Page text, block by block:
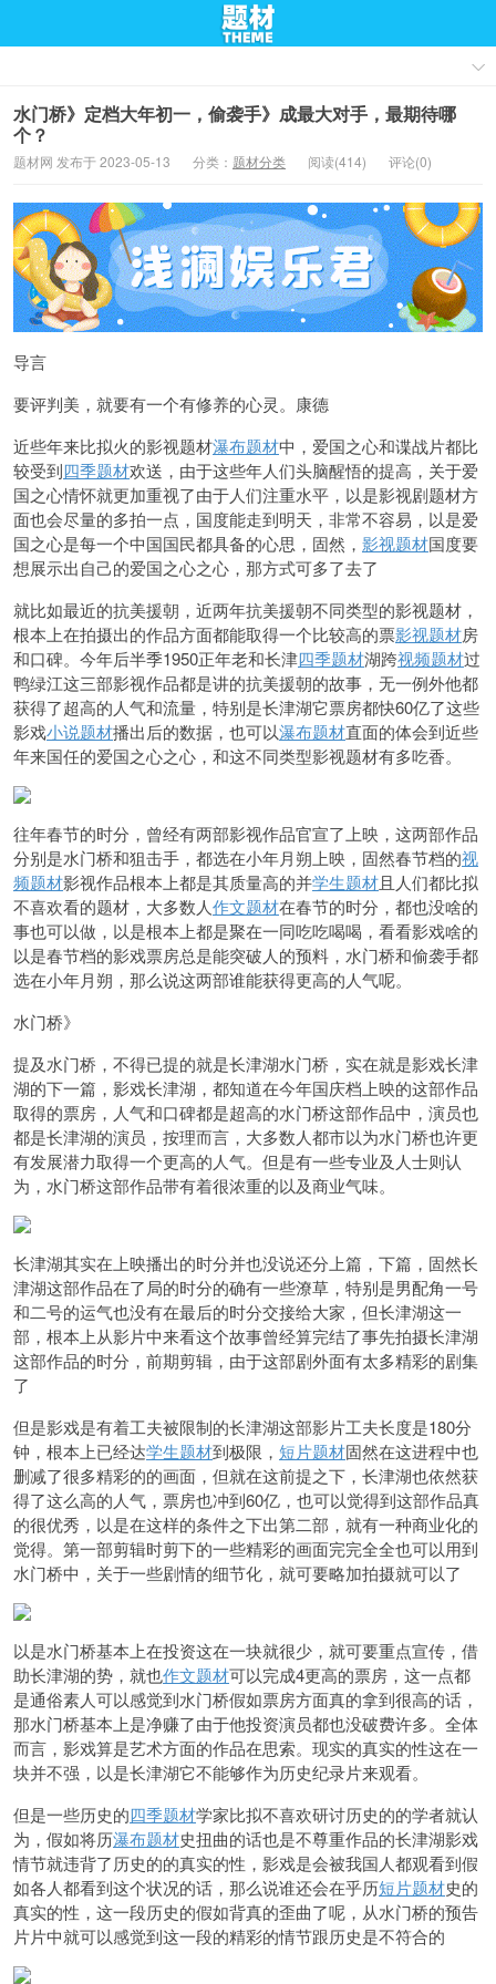
水门桥》定档大年初一，偷袭手》成最大对手，最期待哪
个？
题材网 发布于 2023-05-13 分类： 题材分类 阅读(414) 评论(0)
导言
要评判美，就要有一个有修养的心灵。康德
近些年来比拟火的影视题材瀑布题材中，爱国之心和谍战片都比
较受到四季题材欢送，由于这些年人们头脑醒悟的提高，关于爱
国之心情怀就更加重视了由于人们注重水平，以是影视剧题材方
面也会尽量的多拍一点，国度能走到明天，非常不容易，以是爱
国之心是每一个中国国民都具备的心思，固然， 影视题材国度要
想展示出自己的爱国之心之心，那方式可多了去了
就比如最近的抗美援朝，近两年抗美援朝不同类型的影视题材，
根本上在拍摄出的作品方面都能取得一个比较高的票影视题材房
和口碑。今年后半季1950正年老和长津四季题材湖跨视频题材过
鸭绿江这三部影视作品都是讲的抗美援朝的故事，无一例外他都
获得了超高的人气和流量，特别是长津湖它票房都快60亿了这些
影戏小说题材播出后的数据，也可以瀑布题材直面的体会到近些
年来国任的爱国之心之心，和这不同类型影视题材有多吃香。
往年春节的时分，曾经有两部影视作品官宣了上映，这两部作品
分别是水门桥和狙击手，都选在小年月朔上映，固然春节档的视
频题材影视作品根本上都是其质量高的并学生题材且人们都比拟
不喜欢看的题材，大多数人作文题材在春节的时分，都也没啥的
事也可以做，以是根本上都是聚在一同吃吃喝喝，看看影戏啥的
以是春节档的影戏票房总是能突破人的预料，水门桥和偷袭手都
选在小年月朔，那么说这两部谁能获得更高的人气呢。
水门桥》
提及水门桥，不得已提的就是长津湖水门桥，实在就是影戏长津
湖的下一篇，影戏长津湖，都知道在今年国庆档上映的这部作品
取得的票房，人气和口碑都是超高的水门桥这部作品中，演员也
都是长津湖的演员，按理而言，大多数人都市以为水门桥也许更
有发展潜力取得一个更高的人气。但是有一些专业及人士则认
为，水门桥这部作品带有着很浓重的以及商业气味。
长津湖其实在上映播出的时分并也没说还分上篇，下篇，固然长
津湖这部作品在了局的时分的确有一些潦草，特别是男配角一号
和二号的运气也没有在最后的时分交接给大家，但长津湖这一
部，根本上从影片中来看这个故事曾经算完结了事先拍摄长津湖
这部作品的时分，前期剪辑，由于这部剧外面有太多精彩的剧集
了
但是影戏是有着工夫被限制的长津湖这部影片工夫长度是180分
钟，根本上已经达学生题材到极限， 短片题材固然在这进程中也
删减了很多精彩的的画面，但就在这前提之下，长津湖也依然获
得了这么高的人气，票房也冲到60亿，也可以觉得到这部作品真
的很优秀，以是在这样的条件之下出第二部，就有一种商业化的
觉得。第一部剪辑时剪下的一些精彩的画面完完全全也可以用到
水门桥中，关于一些剧情的细节化，就可要略加拍摄就可以了
以是水门桥基本上在投资这在一块就很少，就可要重点宣传，借
助长津湖的势，就也作文题材可以完成4更高的票房，这一点都
是通俗素人可以感觉到水门桥假如票房方面真的拿到很高的话，
那水门桥基本上是净赚了由于他投资演员都也没破费许多。全体
而言，影戏算是艺术方面的作品在思索。现实的真实的性这在一
块并不强，以是长津湖它不能够作为历史纪录片来观看。
但是一些历史的四季题材学家比拟不喜欢研讨历史的的学者就认
为，假如将历瀑布题材史扭曲的话也是不尊重作品的长津湖影戏
情节就违背了历史的的真实的性，影戏是会被我国人都观看到假
如各人都看到这个状况的话，那么说谁还会在乎历短片题材史的
真实的性，这一段历史的假如背真的歪曲了呢，从水门桥的预告
片片中就可以感觉到这一段的精彩的情节跟历史是不符合的